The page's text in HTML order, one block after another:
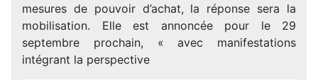
mesures de pouvoir d’achat, la réponse sera la
mobilisation. Elle est annoncée pour le 29
septembre prochain, « avec manifestations
intégrant la perspective